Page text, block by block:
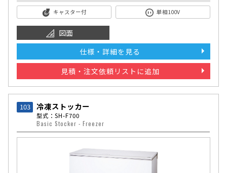
キャスター付 単相100V
図面
仕様・詳細を見る
見積・注文依頼リストに追加
103 冷凍ストッカー
型式：SH-F700
Basic Stocker - Freezer